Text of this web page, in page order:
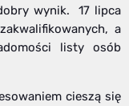
wynik. 17 lipca
a
listy osób
cieszą się